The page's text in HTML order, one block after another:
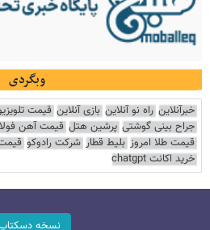
وبگردی
خبرآنلاین راه نو آنلاین بازی آنلاین قیمت
جراح بینی گوشتی پرشین هتل قیمت آهن
قیمت طلا امروز بلیط قطار شرکت رادوکو
خرید اکانت chatgpt
نسخه